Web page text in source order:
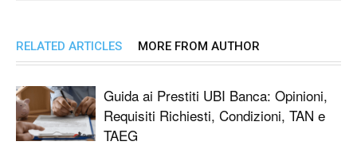
RELATED ARTICLES MORE FROM AUTHOR
Guida ai Prestiti UBI Banca: Opinioni,
Requisiti Richiesti, Condizioni, TAN e
TAEG